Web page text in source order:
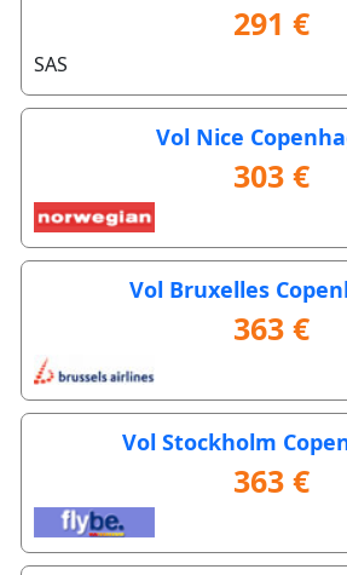
291 €
SAS
Vol Nice
303 €
Vol Bruxelles
363 €
Vol Stockholm
363 €